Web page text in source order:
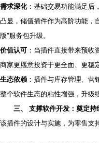
需求深化：基础交易功能满足后
凸显，储值插件作为高阶功能，
版”服务包升级。
价值认可 ：当插件直接带来预收
商家更愿意投资于更全面、更稳
生态依赖 ：插件与库存管理、
整个软件生态的粘性增强，升级
三、 支撑软件开发：奠定
该插件的设计与实施，为零售支